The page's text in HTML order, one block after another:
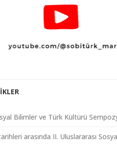
Bilimler ve Türk Kültürü
arasında II. Uluslararası